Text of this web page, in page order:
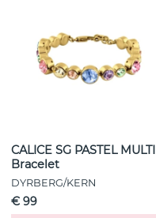
CALICE SG PASTEL MULTI
Bracelet
DYRBERG/KERN
€ 99